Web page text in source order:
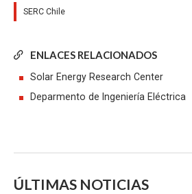
ENLACES RELACIONADOS
Solar Energy Research Center
Deparmento de Ingeniería Eléctrica
SERC Chile
ÚLTIMAS NOTICIAS